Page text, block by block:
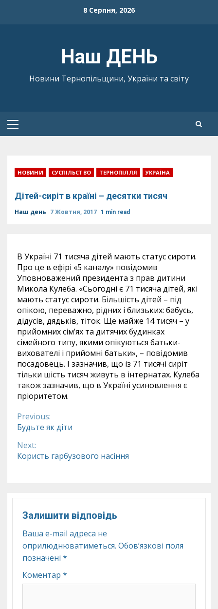
8 Серпня, 2026
Наш ДЕНЬ
Новини Тернопільщини, України та світу
Primary
НОВИНИ СУСПІЛЬСТВО ТЕРНОПІЛЛЯ УКРАЇНА
Дітей-сиріт в країні – десятки тисяч
Наш день 7 Жовтня, 2017 1 min read
В Україні 71 тисяча дітей мають статус сироти.
Про це в ефірі «5 каналу» повідомив
Уповноважений президента з прав дитини
Микола Кулеба. «Сьогодні є 71 тисяча дітей, які
мають статус сироти. Більшість дітей – під
опікою, переважно, рідних і близьких: бабусь,
дідусів, дядьків, тіток. Ще майже 14 тисяч – у
прийомних сім’ях та дитячих будинках
сімейного типу, якими опікуються батьки-
вихователі і прийомні батьки», – повідомив
посадовець. І зазначив, що із 71 тисячі сиріт
тільки шість тисяч живуть в інтернатах. Кулеба
також зазначив, що в Україні усиновлення є
пріоритетом.
Continue
Reading
Previous:
Будьте як діти
Next:
Користь гарбузового насіння
Залишити відповідь
Ваша e-mail адреса не
оприлюднюватиметься. Обов’язкові поля
позначені *
Коментар *